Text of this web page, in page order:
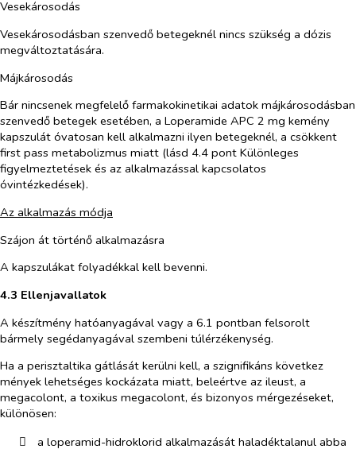
Vesekárosodás
Vesekárosodásban szenvedő betegeknél nincs szükség a dózis
megváltoztatására.
Májkárosodás
Bár nincsenek megfelelő farmakokinetikai adatok májkárosodásban
szenvedő betegek esetében, a Loperamide APC 2 mg kemény
kapszulát óvatosan kell alkalmazni ilyen betegeknél, a csökkent
first pass metabolizmus miatt (lásd 4.4 pont Különleges
figyelmeztetések és az alkalmazással kapcsolatos
óvintézkedések).
Az alkalmazás módja
Szájon át történő alkalmazásra
A kapszulákat folyadékkal kell bevenni.
4.3 Ellenjavallatok
A készítmény hatóanyagával vagy a 6.1 pontban felsorolt
bármely segédanyagával szembeni túlérzékenység.
Ha a perisztaltika gátlását kerülni kell, a szignifikáns következ​
mények lehetséges kockázata miatt, be​leért​ve az ileust, a
megacolont, a toxikus megacolont, és bizonyos mérgezéseket,
különösen:
​
a loperamid-hidroklorid alkalmazását haladéktalanul abba